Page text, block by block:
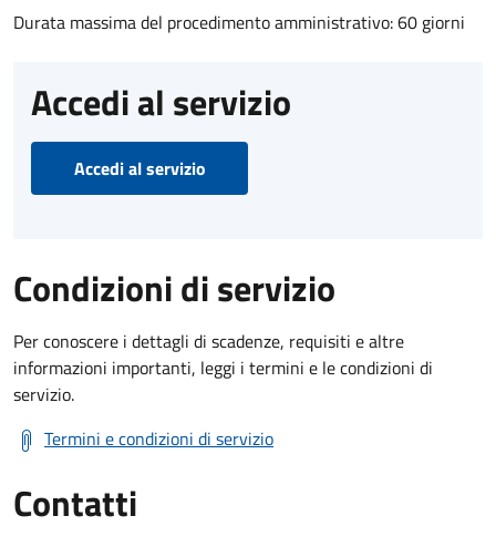
Durata massima del procedimento amministrativo: 60 giorni
Accedi al servizio
Accedi al servizio
Condizioni di servizio
Per conoscere i dettagli di scadenze, requisiti e altre
informazioni importanti, leggi i termini e le condizioni di
servizio.
Termini e condizioni di servizio
Contatti